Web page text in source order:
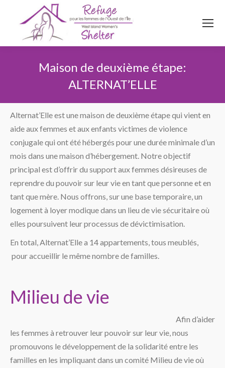
Maison de deuxième étape:
ALTERNAT’ELLE
Alternat’Elle est une maison de deuxième étape qui vient en
aide aux femmes et aux enfants victimes de violence
conjugale qui ont été hébergés pour une durée minimale d’un
mois dans une maison d’hébergement. Notre objectif
principal est d’offrir du support aux femmes désireuses de
reprendre du pouvoir sur leur vie en tant que personne et en
tant que mère. Nous offrons, sur une base temporaire, un
logement à loyer modique dans un lieu de vie sécuritaire où
elles poursuivent leur processus de dévictimisation.
En total, Alternat’Elle a 14 appartements, tous meublés,
pour accueillir le même nombre de familles.
Milieu de vie
Afin d’aider
les femmes à retrouver leur pouvoir sur leur vie, nous
promouvons le développement de la solidarité entre les
familles en les impliquant dans un comité Milieu de vie où